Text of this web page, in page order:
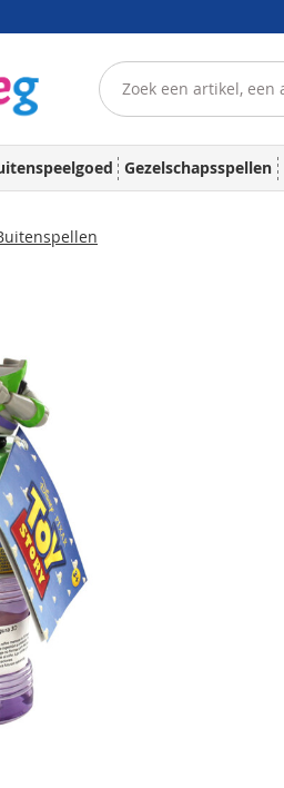
Gezelschapsspellen